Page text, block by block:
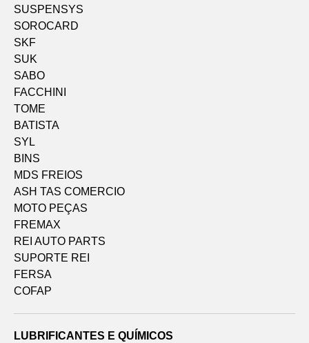
SUSPENSYS
SOROCARD
SKF
SUK
SABO
FACCHINI
TOME
BATISTA
SYL
BINS
MDS FREIOS
ASH TAS COMERCIO
MOTO PEÇAS
FREMAX
REI AUTO PARTS
SUPORTE REI
FERSA
COFAP
LUBRIFICANTES E QUÍMICOS